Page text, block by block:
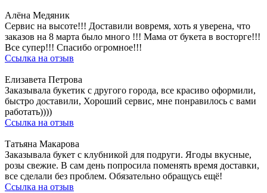
Алёна Медяник
Сервис на высоте!!! Доставили вовремя, хоть я уверена, что
заказов на 8 марта было много !!! Мама от букета в восторге!!!
Все супер!!! Спасибо огромное!!!
Ссылка на отзыв
Елизавета Петрова
Заказывала букетик с другого города, все красиво оформили,
быстро доставили, Хороший сервис, мне понравилось с вами
работать))))
Ссылка на отзыв
Татьяна Макарова
Заказывала букет с клубникой для подруги. Ягоды вкусные,
розы свежие. В сам день попросила поменять время доставки,
все сделали без проблем. Обязательно обращусь ещё!
Ссылка на отзыв